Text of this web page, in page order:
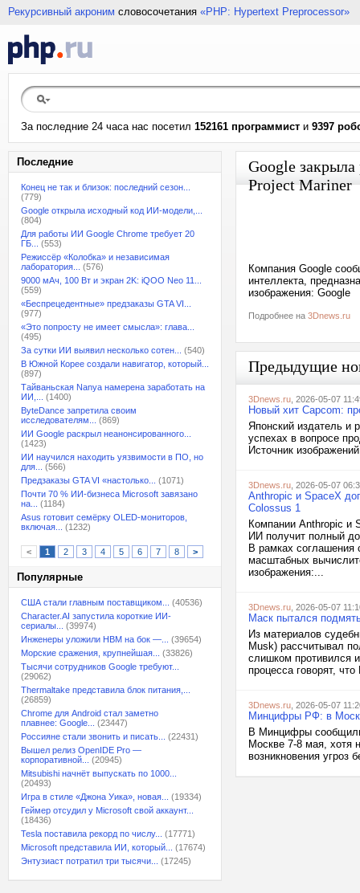
Рекурсивный акроним словосочетания «PHP: Hypertext Preprocessor»
За последние 24 часа нас посетил 152161 программист и 9397
Последние
Конец не так и близок: последний сезон...
(779)
Google открыла исходный код ИИ-модели,...
(804)
Для работы ИИ Google Chrome требует 20
ГБ...
(553)
Режиссёр «Колобка» и независимая
лаборатория...
(576)
9000 мАч, 100 Вт и экран 2K: iQOO Neo 11...
(559)
«Беспрецедентные» предзаказы GTA VI...
(977)
«Это попросту не имеет смысла»: глава...
(495)
За сутки ИИ выявил несколько сотен...
(540)
В Южной Корее создали навигатор, который...
(897)
Тайваньская Nanya намерена заработать на
ИИ,...
(1400)
ByteDance запретила своим
исследователям...
(869)
ИИ Google раскрыл неанонсированного...
(1423)
ИИ научился находить уязвимости в ПО, но
для...
(566)
Предзаказы GTA VI «настолько...
(1071)
Почти 70 % ИИ-бизнеса Microsoft завязано
на...
(1184)
Asus готовит семёрку OLED-мониторов,
включая...
(1232)
< 1 2 3 4 5 6 7 8 >
Популярные
США стали главным поставщиком...
(40536)
Character.AI запустила короткие ИИ-
сериалы...
(39974)
Инженеры уложили HBM на бок —...
(39654)
Морские сражения, крупнейшая...
(33826)
Тысячи сотрудников Google требуют...
(29062)
Thermaltake представила блок питания,...
(26859)
Chrome для Android стал заметно
плавнее: Google...
(23447)
Россияне стали звонить и писать...
(22431)
Вышел релиз OpenIDE Pro —
корпоративной...
(20945)
Mitsubishi начнёт выпускать по 1000...
(20493)
Игра в стиле «Джона Уика», новая...
(19334)
Геймер отсудил у Microsoft свой аккаунт...
(18436)
Tesla поставила рекорд по числу...
(17771)
Microsoft представила ИИ, который...
(17674)
Энтузиаст потратил три тысячи...
(17245)
Google
Project Mariner
Компания Google
интеллекта,
изображения: Google
Подробнее на 3Dnews.ru
Предыдущие
3Dnews.ru , 2026-05-07
Новый хит Capcom:
Японский издатель и
успехах в вопросе
Источник
3Dnews.ru , 2026-05-07
Anthropic и SpaceX
Colossus 1
Компании Anthropic и
ИИ получит полный
В рамках соглашения
масштабных
изображения:...
3Dnews.ru , 2026-05-07
Маск пытался
Из материалов
Musk) рассчитывал
слишком противился
процесса говорят,
3Dnews.ru , 2026-05-07
Минцифры РФ: в
В Минцифры сообщили
Москве 7-8 мая, хотя
возникновения угроз